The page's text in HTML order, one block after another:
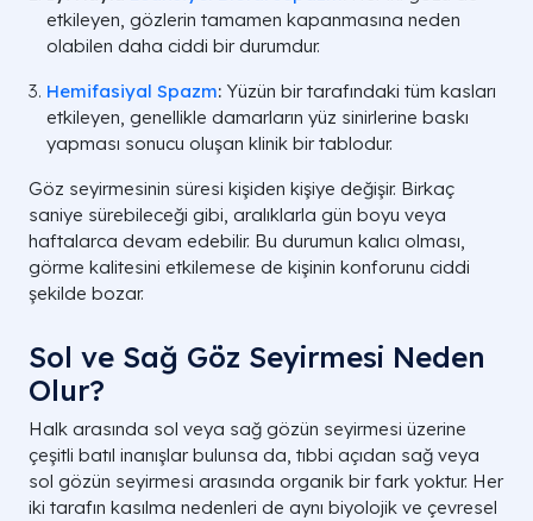
etkileyen, gözlerin tamamen kapanmasına neden
olabilen daha ciddi bir durumdur.
Hemifasiyal Spazm: Yüzün bir tarafındaki tüm kasları
etkileyen, genellikle damarların yüz sinirlerine baskı
yapması sonucu oluşan klinik bir tablodur.
Göz seyirmesinin süresi kişiden kişiye değişir. Birkaç
saniye sürebileceği gibi, aralıklarla gün boyu veya
haftalarca devam edebilir. Bu durumun kalıcı olması,
görme kalitesini etkilemese de kişinin konforunu ciddi
şekilde bozar.
Sol ve Sağ Göz Seyirmesi Neden
Olur?
Halk arasında sol veya sağ gözün seyirmesi üzerine
çeşitli batıl inanışlar bulunsa da, tıbbi açıdan sağ veya
sol gözün seyirmesi arasında organik bir fark yoktur. Her
iki tarafın kasılma nedenleri de aynı biyolojik ve çevresel